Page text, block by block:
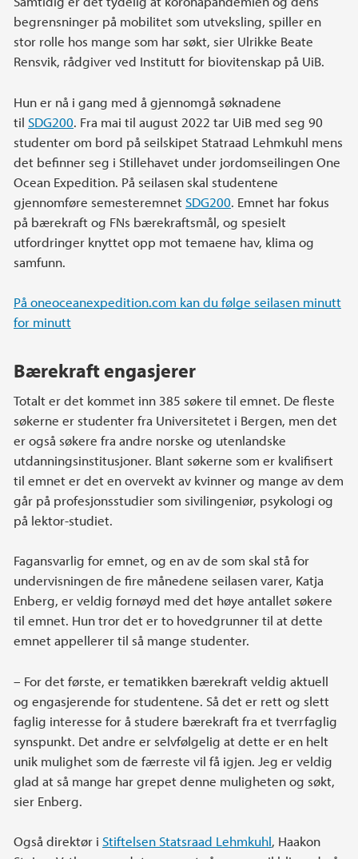
begrensninger på mobilitet som utveksling, spiller en
stor rolle hos mange som har søkt, sier Ulrikke Beate
Rensvik, rådgiver ved Institutt for biovitenskap på UiB.
Hun er nå i gang med å gjennomgå søknadene
til SDG200. Fra mai til august 2022 tar UiB med seg 90
studenter om bord på seilskipet Statraad Lehmkuhl mens
det befinner seg i Stillehavet under jordomseilingen One
Ocean Expedition. På seilasen skal studentene
gjennomføre semesteremnet SDG200. Emnet har fokus
på bærekraft og FNs bærekraftsmål, og spesielt
utfordringer knyttet opp mot temaene hav, klima og
samfunn.
På oneoceanexpedition.com kan du følge seilasen minutt
for minutt
Bærekraft engasjerer
Totalt er det kommet inn 385 søkere til emnet. De fleste
søkerne er studenter fra Universitetet i Bergen, men det
er også søkere fra andre norske og utenlandske
utdanningsinstitusjoner. Blant søkerne som er kvalifisert
til emnet er det en overvekt av kvinner og mange av dem
går på profesjonsstudier som sivilingeniør, psykologi og
på lektor-studiet.
Fagansvarlig for emnet, og en av de som skal stå for
undervisningen de fire månedene seilasen varer, Katja
Enberg, er veldig fornøyd med det høye antallet søkere
til emnet. Hun tror det er to hovedgrunner til at dette
emnet appellerer til så mange studenter.
– For det første, er tematikken bærekraft veldig aktuell
og engasjerende for studentene. Så det er rett og slett
faglig interesse for å studere bærekraft fra et tverrfaglig
synspunkt. Det andre er selvfølgelig at dette er en helt
unik mulighet som de færreste vil få igjen. Jeg er veldig
glad at så mange har grepet denne muligheten og søkt,
sier Enberg.
Også direktør i Stiftelsen Statsraad Lehmkuhl, Haakon